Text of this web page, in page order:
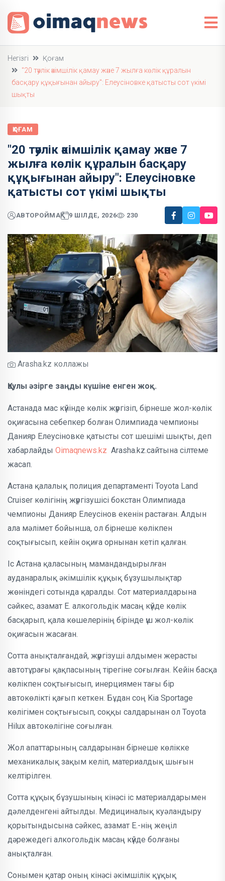
Негізгі
Қоғам
"20 тәулік әкімшілік қамау және 7 жылға көлік құралын
басқару құқығынан айыру": Елеусіновке қатысты сот үкімі
шықты
ҚОҒАМ
"20 тәулік әкімшілік қамау және 7
жылға көлік құралын басқару
құқығынан айыру": Елеусіновке
қатысты сот үкімі шықты
АВТОРОЙМАҚ 9 ШІЛДЕ, 2026 230
Arasha.kz коллажы
Қаулы әзірге заңды күшіне енген жоқ.
Астанада мас күйінде көлік жүргізіп, бірнеше жол-көлік
оқиғасына себепкер болған Олимпиада чемпионы
Данияр Елеусіновке қатысты сот шешімі шықты, деп
хабарлайды Oimaqnews.kz Arasha.kz.сайтына сілтеме
жасап.
Астана қалалық полиция департаменті Toyota Land
Cruiser көлігінің жүргізушісі бокстан Олимпиада
чемпионы Данияр Елеусінов екенін растаған. Алдын
ала мәлімет бойынша, ол бірнеше көлікпен
соқтығысып, кейін оқиға орнынан кетіп қалған.
Іс Астана қаласының мамандандырылған
ауданаралық әкімшілік құқық бұзушылықтар
жөніндегі сотында қаралды. Сот материалдарына
сәйкес, азамат Е. алкогольдік масаң күйде көлік
басқарып, қала көшелерінің бірінде үш жол-көлік
оқиғасын жасаған.
Сотта анықталғандай, жүргізуші алдымен жерасты
автотұрағы қақпасының тірегіне соғылған. Кейін басқа
көлікпен соқтығысып, инерциямен тағы бір
автокөлікті қағып кеткен. Бұдан соң Kia Sportage
көлігімен соқтығысып, соққы салдарынан ол Toyota
Hilux автокөлігіне соғылған.
Жол апаттарының салдарынан бірнеше көлікке
механикалық зақым келіп, материалдық шығын
келтірілген.
Сотта құқық бұзушының кінәсі іс материалдарымен
дәлелденгені айтылды. Медициналық куәландыру
қорытындысына сәйкес, азамат Е.-нің жеңіл
дәрежедегі алкогольдік масаң күйде болғаны
анықталған.
Сонымен қатар оның кінәсі әкімшілік құқық